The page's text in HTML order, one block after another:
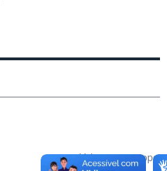
Voltar para o topo